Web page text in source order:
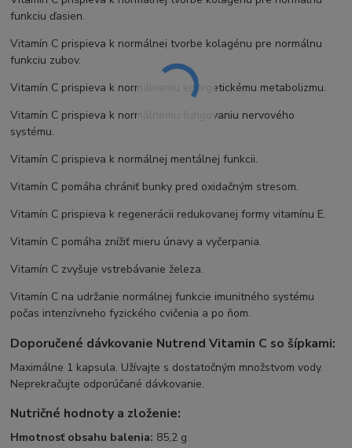
funkciu ďasien.
Vitamín C prispieva k normálnej tvorbe kolagénu pre normálnu
funkciu zubov.
Vitamín C prispieva k normálnemu energetickému metabolizmu.
Vitamín C prispieva k normálnemu fungovaniu nervového
systému.
Vitamín C prispieva k normálnej mentálnej funkcii.
Vitamín C pomáha chrániť bunky pred oxidačným stresom.
Vitamín C prispieva k regenerácii redukovanej formy vitamínu E.
Vitamín C pomáha znížiť mieru únavy a vyčerpania.
Vitamín C zvyšuje vstrebávanie železa.
Vitamín C na udržanie normálnej funkcie imunitného systému
počas intenzívneho fyzického cvičenia a po ňom.
Doporučené dávkovanie Nutrend Vitamin C so šípkami:
Maximálne 1 kapsula. Užívajte s dostatočným množstvom vody.
Neprekračujte odporúčané dávkovanie.
Nutričné hodnoty a zloženie:
Hmotnosť obsahu balenia: 85,2 g